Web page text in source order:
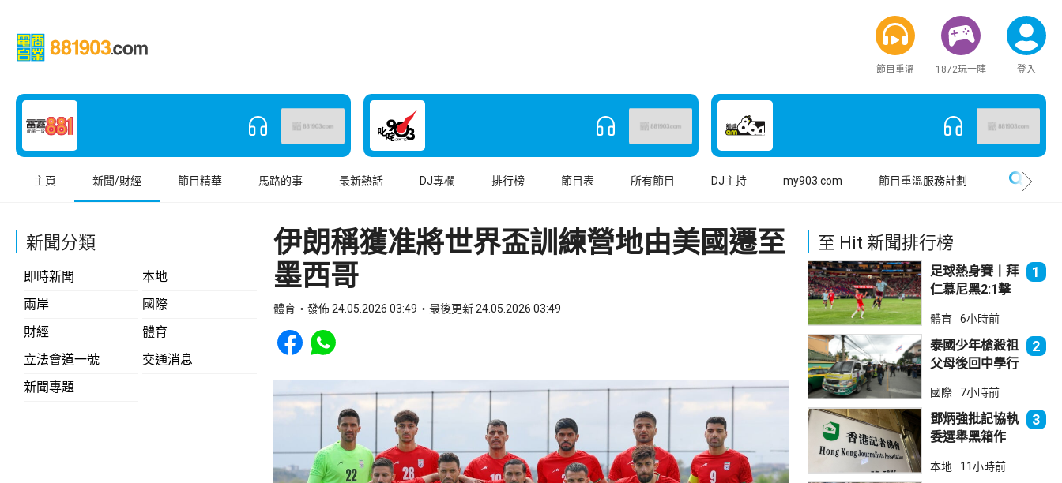
節目重溫 1872玩一陣 登入
主頁 新聞/財經 節目精華 馬路的事 最新熱話 DJ專欄 排行榜 節目表 所有節目 DJ主持 my903.com 節目重溫服務計劃
新聞分類
即時新聞
本地
兩岸
國際
財經
體育
立法會道一號
交通消息
新聞專題
伊朗稱獲准將世界盃訓練營地由美國遷至
墨西哥
體育 發佈 24.05.2026 03:49 最後更新 24.05.2026 03:49
Share to Facebook
Share to WhatsApp
至 Hit 新聞排行榜
足球熱身賽丨拜
仁慕尼黑2:1擊
1
體育 6小時前
泰國少年槍殺祖
父母後回中學行
死23傷
2
國際 7小時前
鄧炳強批記協執
委選舉黑箱作
國安一定「釘死
3
本地 11小時前